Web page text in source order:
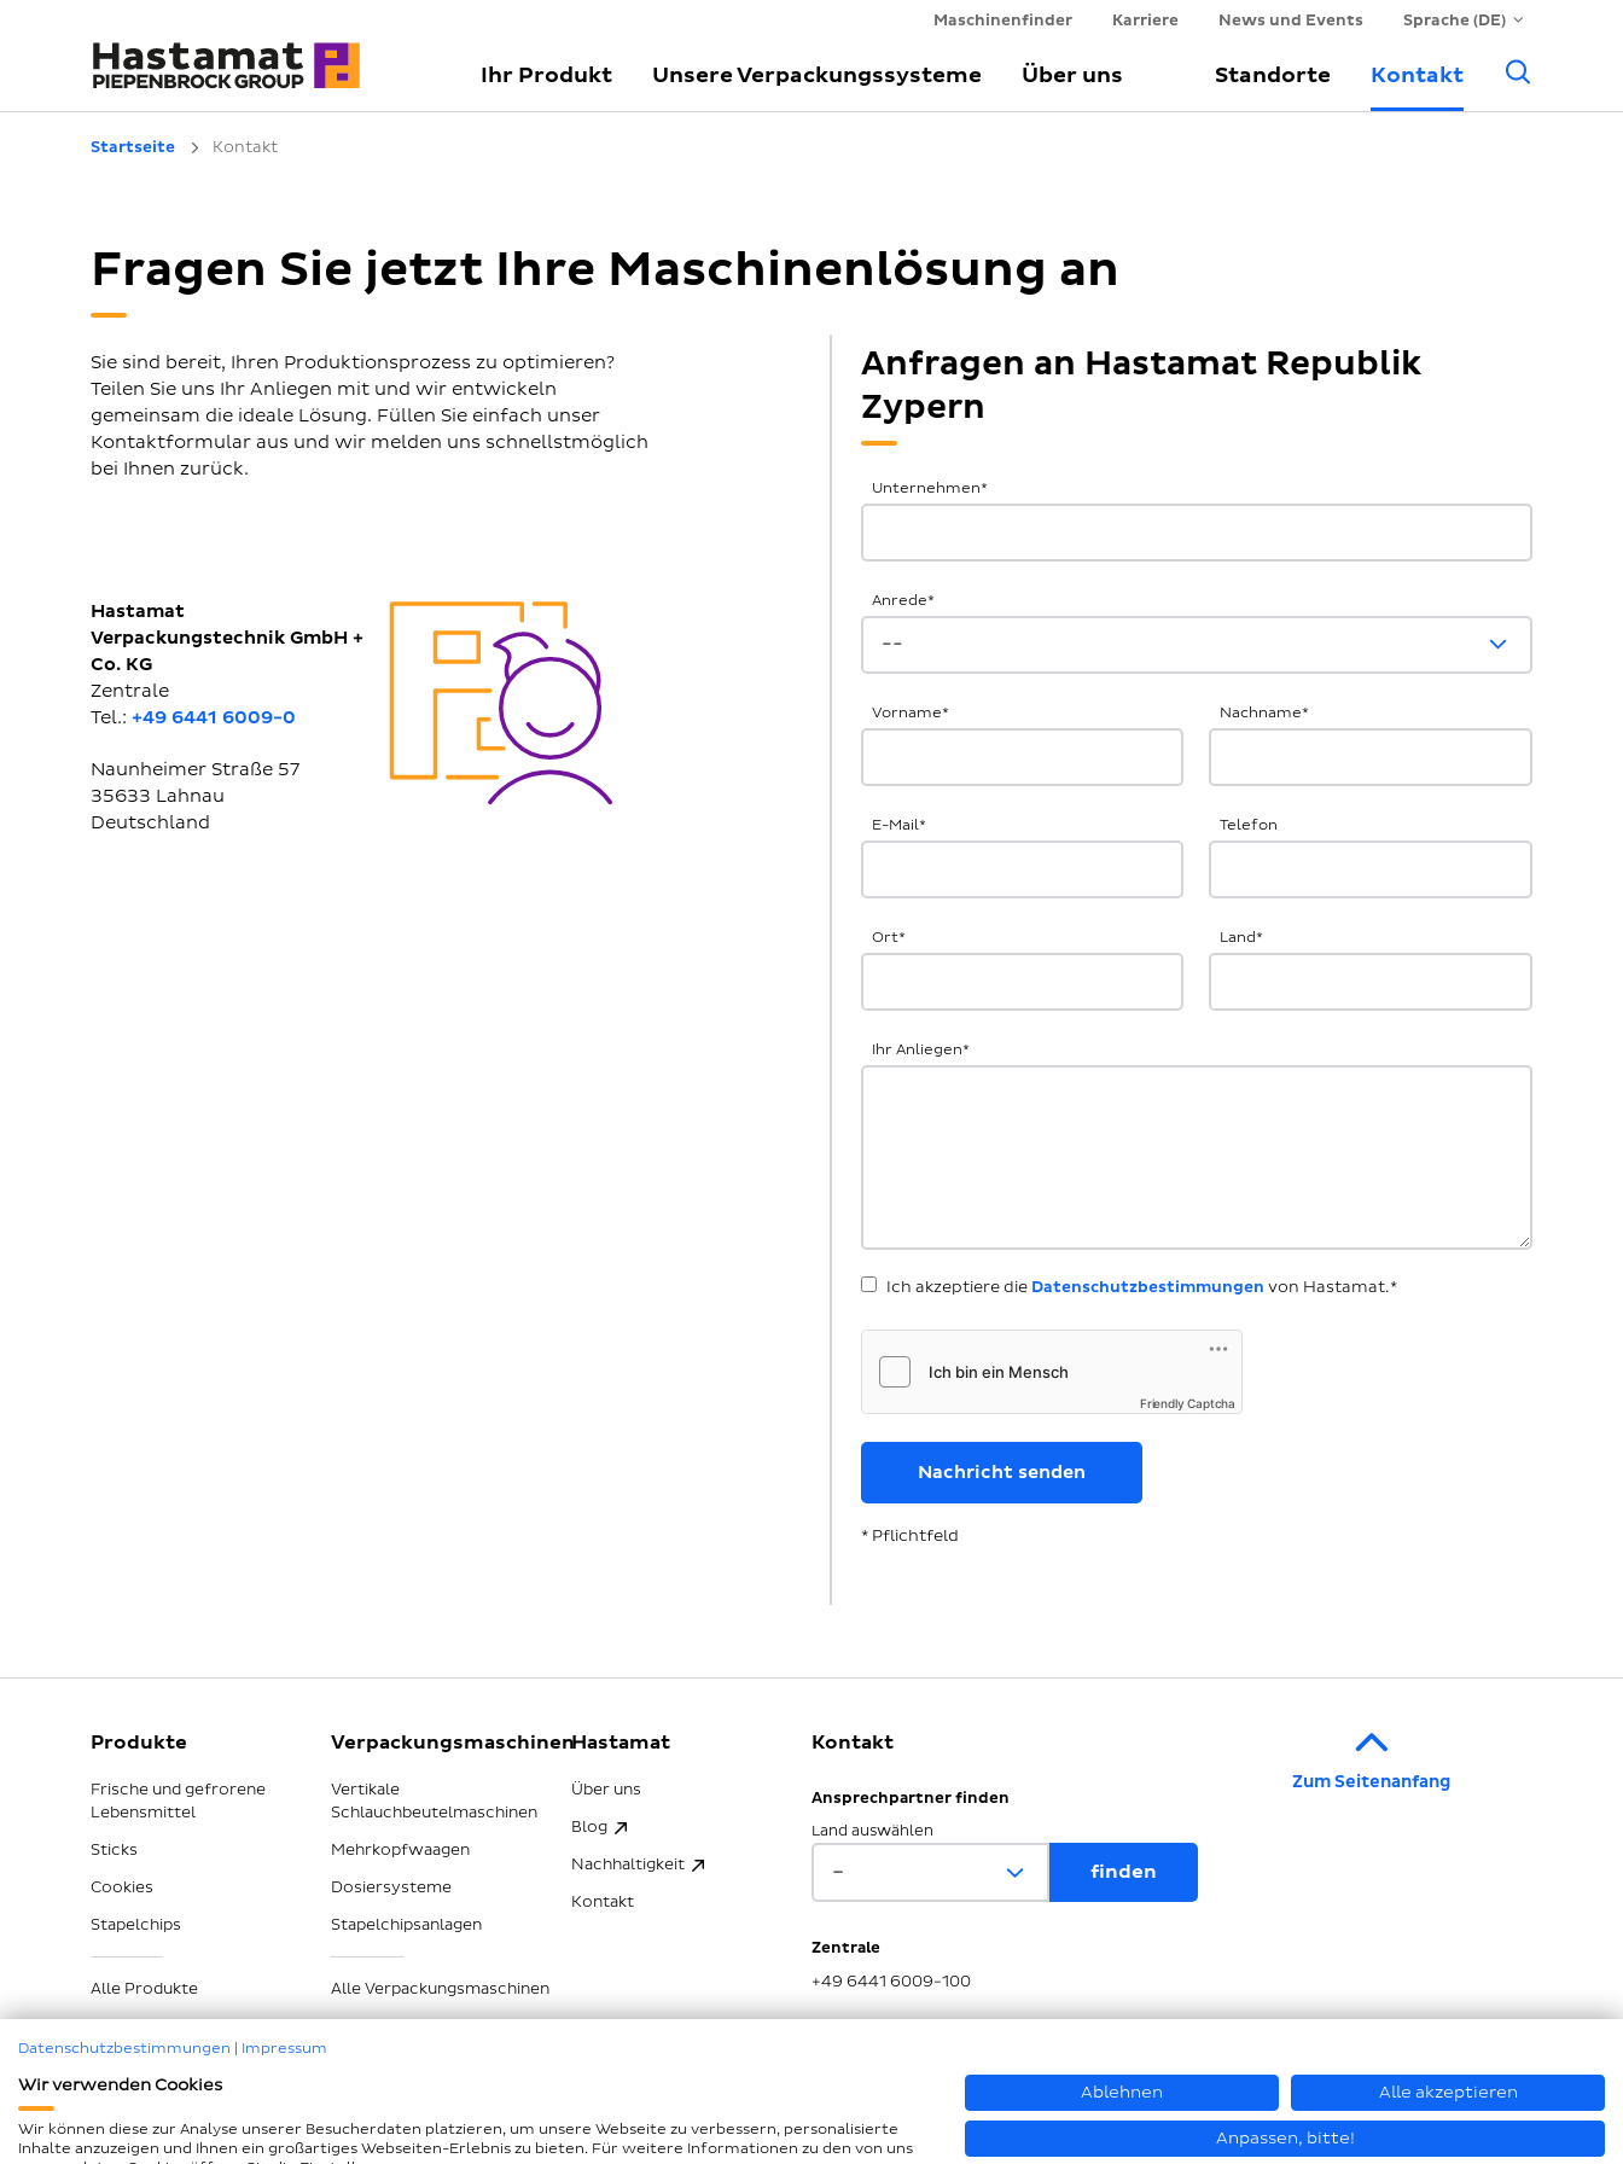
Maschinenfinder Karriere News und Events Sprache (DE)
Ihr Produkt Unsere Verpackungssysteme Über uns Standorte Kontakt
Startseite Kontakt
Fragen Sie jetzt Ihre Maschinenlösung an
Sie sind bereit, Ihren Produktionsprozess zu optimieren?
Teilen Sie uns Ihr Anliegen mit und wir entwickeln
gemeinsam die ideale Lösung. Füllen Sie einfach unser
Kontaktformular aus und wir melden uns schnellstmöglich
bei Ihnen zurück.
Hastamat
Verpackungstechnik GmbH +
Co. KG
Zentrale
Tel.: +49 6441 6009-0
Naunheimer Straße 57
35633 Lahnau
Deutschland
Anfragen an Hastamat Republik
Zypern
Allgemeine
Anfrage
Unternehmen*
Anrede*
Vorname* Nachname*
E-Mail* Telefon
Ort* Land*
Ihr Anliegen*
Ich akzeptiere die Datenschutzbestimmungen von Hastamat.*
Friendly Captcha
* Pflichtfeld
Produkte
Frische und gefrorene
Lebensmittel
Sticks
Cookies
Stapelchips
Alle Produkte
Verpackungsmaschinen
Vertikale
Schlauchbeutelmaschinen
Mehrkopfwaagen
Dosiersysteme
Stapelchipsanlagen
Alle Verpackungsmaschinen
Hastamat
Über uns
Blog
Nachhaltigkeit
Kontakt
Kontakt
Ansprechpartner finden
Land auswählen
Zentrale
+49 6441 6009-100
Zum Seitenanfang
Impressum Datenschutz Compliance
AEB und LkSG
© Hastamat Verpackungstechnik GmbH + Co. KG 2026
Datenschutzbestimmungen Impressum
Wir verwenden Cookies
Wir können diese zur Analyse unserer Besucherdaten platzieren, um unsere Webseite zu verbessern, personalisierte
Inhalte anzuzeigen und Ihnen ein großartiges Webseiten-Erlebnis zu bieten. Für weitere Informationen zu den von uns
Ablehnen Alle akzeptieren
Anpassen, bitte!